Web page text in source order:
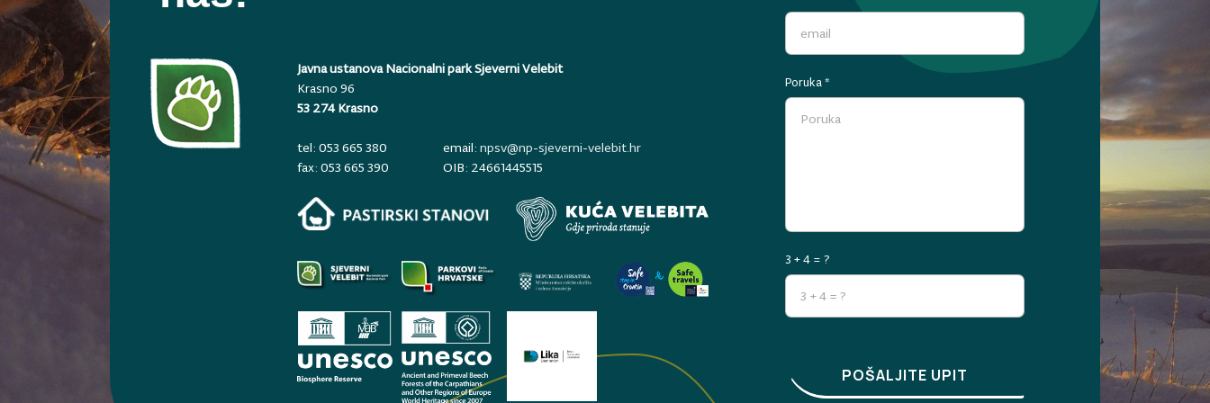
Javna ustanova Nacionalni park Sjeverni Velebit
Krasno 96
53 274 Krasno
tel: 053 665 380
fax: 053 665 390
email: npsv@np-sjeverni-velebit.hr
OIB: 24661445515
Poruka*
3 + 4 = ?
POŠALJITE UPIT